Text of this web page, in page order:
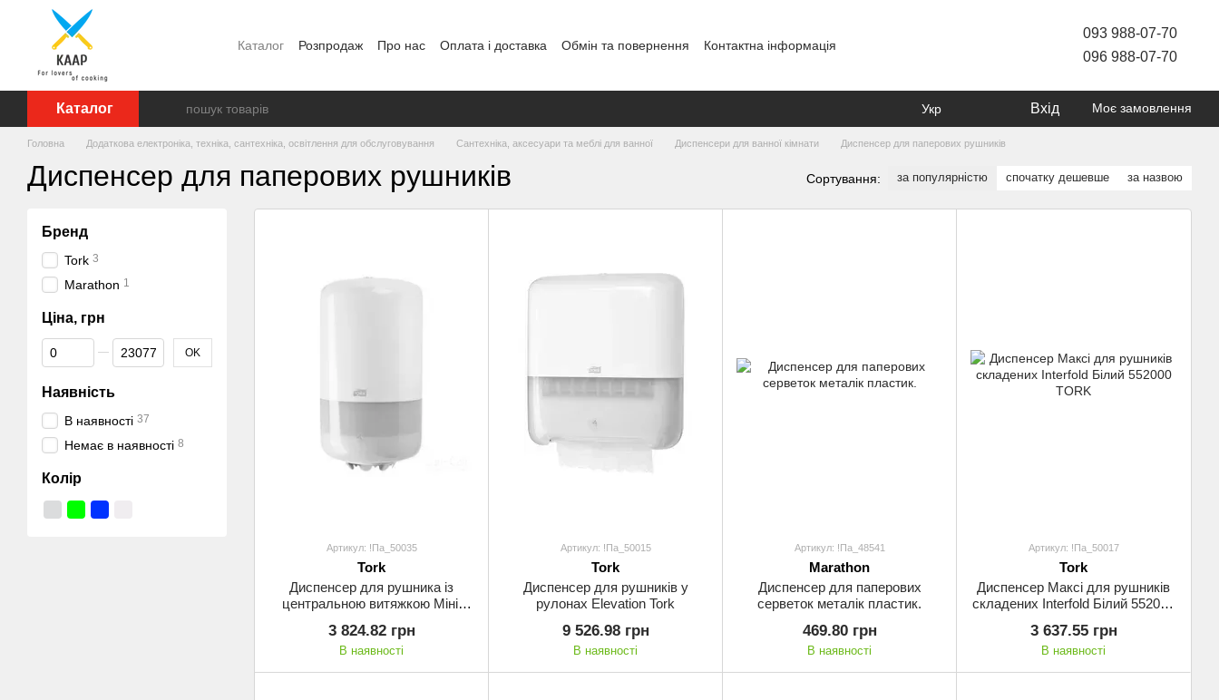
Перейти до основного контенту
Каталог Розпродаж Про нас Оплата і доставка Обмін та повернення
Контактна інформація
093 988-07-70
096 988-07-70
Каталог Укр Вхід Моє замовлення
Головна Додаткова електроніка, техніка, сантехніка, освітлення для обслуговування Сантехніка, аксесуари та меблі для ванної Диспенсери для ванної кімнати Диспенсер для паперових рушників
Диспенсер для паперових рушників Сортування: за популярністю спочатку дешевше за назвою
Артикул: !Па_50035
Tork
Диспенсер для рушника із
центральною витяжкою Міні,
3 824.82 грн
В наявності
Артикул: !Па_50015
Tork
Диспенсер для рушників у
рулонах Elevation Tork
9 526.98 грн
В наявності
Артикул: !Па_48541
Marathon
Диспенсер для паперових
серветок металік пластик.
469.80 грн
В наявності
Артикул: !Па_50017
Tork
Диспенсер Максі для рушників
складених Interfold Білий 552000
3 637.55 грн
В наявності
Бренд
Tork 3
Marathon 1
Ціна, грн
Від Ціна, грн
До Ціна, грн OK
Наявність
В наявності 37
Немає в наявності 8
Колір